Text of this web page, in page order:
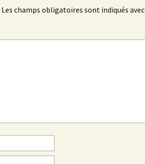
Les champs obligatoires sont indiqués avec